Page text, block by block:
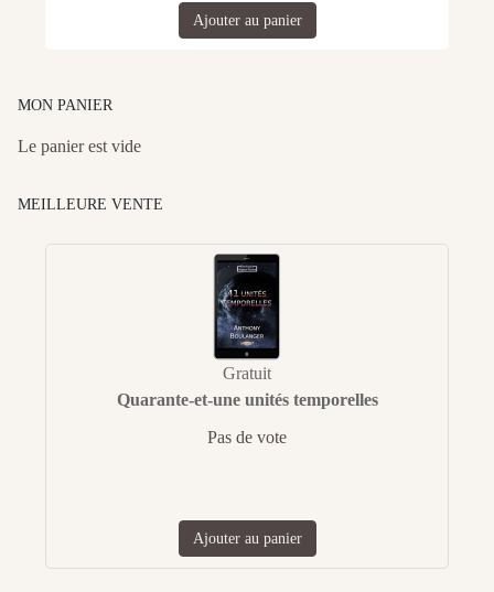
Ajouter au panier
MON PANIER
Le panier est vide
MEILLEURE VENTE
Gratuit
Quarante-et-une unités temporelles
Pas de vote
Ajouter au panier